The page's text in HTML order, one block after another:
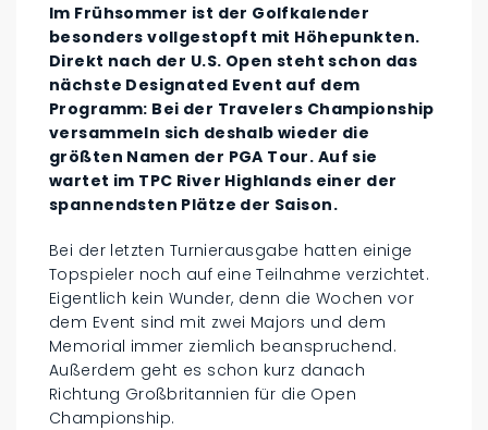
Im Frühsommer ist der Golfkalender
besonders vollgestopft mit Höhepunkten.
Direkt nach der U.S. Open steht schon das
nächste Designated Event auf dem
Programm: Bei der Travelers Championship
versammeln sich deshalb wieder die
größten Namen der PGA Tour. Auf sie
wartet im TPC River Highlands einer der
spannendsten Plätze der Saison.
Bei der letzten Turnierausgabe hatten einige
Topspieler noch auf eine Teilnahme verzichtet.
Eigentlich kein Wunder, denn die Wochen vor
dem Event sind mit zwei Majors und dem
Memorial immer ziemlich beanspruchend.
Außerdem geht es schon kurz danach
Richtung Großbritannien für die Open
Championship.